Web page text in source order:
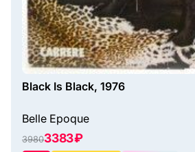
Black Is Black, 1976
Belle Epoque
39803383 ₽